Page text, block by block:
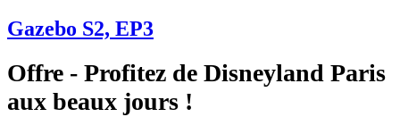
Gazebo S2, EP3
Offre - Profitez de Disneyland Paris
aux beaux jours !